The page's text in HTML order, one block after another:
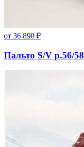
от 36 890 ₽
Пальто S/V р.56/58